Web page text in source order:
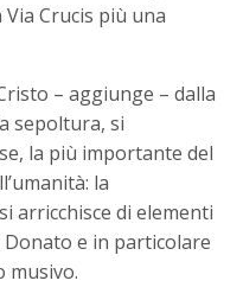
Crucis più una
– aggiunge – dalla
sepoltura, si
la più importante del
la
arricchisce di elementi
Donato e in particolare
musivo.